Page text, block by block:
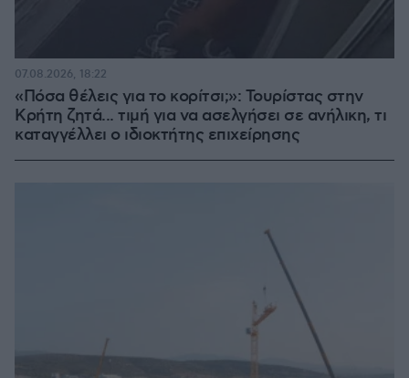
«Πόσα θέλεις για το κορίτσι;»: Τουρίστας στην
Κρήτη ζητά... τιμή για να ασελγήσει σε ανήλικη, τι
καταγγέλλει ο ιδιοκτήτης επιχείρησης
07.08.2026, 18:22